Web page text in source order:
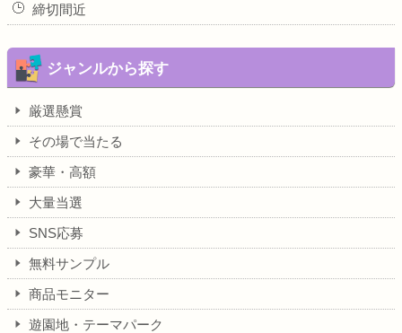
締切間近
ジャンルから探す
厳選懸賞
その場で当たる
豪華・高額
大量当選
SNS応募
無料サンプル
商品モニター
遊園地・テーマパーク